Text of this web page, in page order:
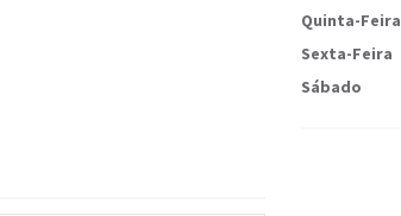
Quinta-Feira
Sexta-Feira
Sábado